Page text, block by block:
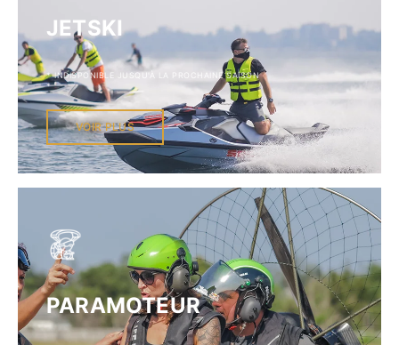
JETSKI
* INDISPONIBLE JUSQU'À LA PROCHAINE SAISON
*
VOIR PLUS
PARAMOTEUR